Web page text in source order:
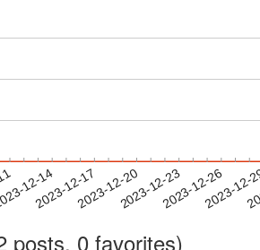
12-14
2023-12-172023-12-202023-12-232023-12-26
2023-
posts, 0 favorites)